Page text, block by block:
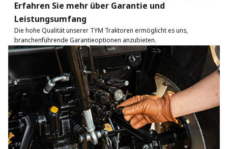
Erfahren Sie mehr über Garantie und
Leistungsumfang
Die hohe Qualität unserer TYM Traktoren ermöglicht es uns,
branchenführende Garantieoptionen anzubieten.